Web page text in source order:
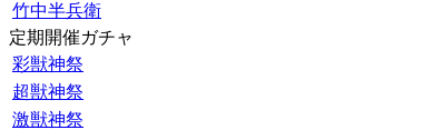
竹中半兵衛
定期開催ガチャ
彩獣神祭
超獣神祭
激獣神祭